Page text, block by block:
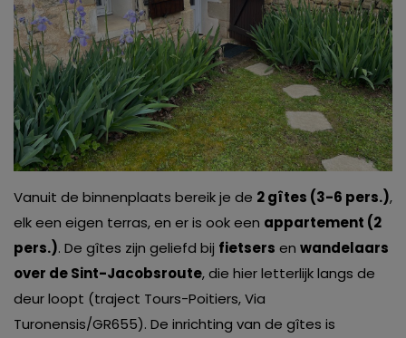
Vanuit de binnenplaats bereik je de 2 gîtes (3-6 pers.),
elk een eigen terras, en er is ook een appartement (2
pers.). De gîtes zijn geliefd bij fietsers en wandelaars
over de Sint-Jacobsroute, die hier letterlijk langs de
deur loopt (traject Tours-Poitiers, Via
Turonensis/GR655). De inrichting van de gîtes is